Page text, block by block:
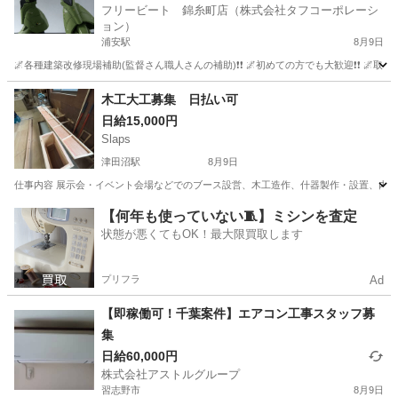
フリービート 錦糸町店（株式会社タフコーポレーシ
ョン）
浦安駅 8月9日
🌌各種建築改修現場補助(監督さん職人さんの補助)❗❗ 🌌初めての方でも大歓迎❗❗ 🌌取
千葉 浦安市 浦安駅 建築 スタッフ
木工大工募集 日払い可
日給15,000円
Slaps
津田沼駅 8月9日
仕事内容 展示会・イベント会場などでのブース設営、木工造作、什器製作・設置、
千葉 船橋市 津田沼駅 大工
【何年も使っていない🧵】ミシンを査定
状態が悪くてもOK！最大限買取します
プリフラ Ad
【即稼働可！千葉案件】エアコン工事スタッフ募
集
日給60,000円
株式会社アストルグループ
習志野市 8月9日